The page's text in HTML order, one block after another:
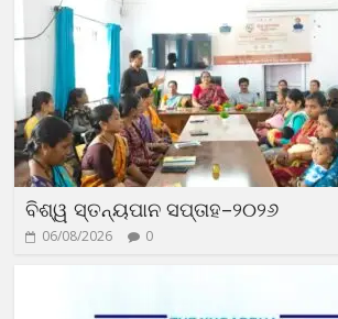
ବିଶ୍ୱ ସ୍ତନ୍ୟପାନ ସପ୍ତାହ–୨୦୨୬
06/08/2026 0